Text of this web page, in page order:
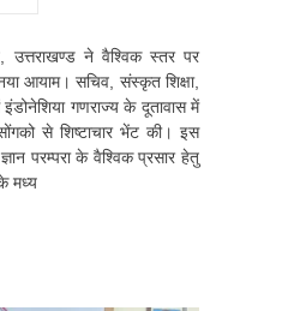
उत्तराखण्ड ने वैश्विक स्तर पर
आयाम। सचिव, संस्कृत शिक्षा,
गणराज्य के दूतावास में
से शिष्टाचार भेंट की। इस
परम्परा के वैश्विक प्रसार हेतु
मध्य